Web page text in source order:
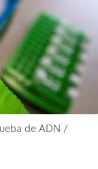
de ADN /